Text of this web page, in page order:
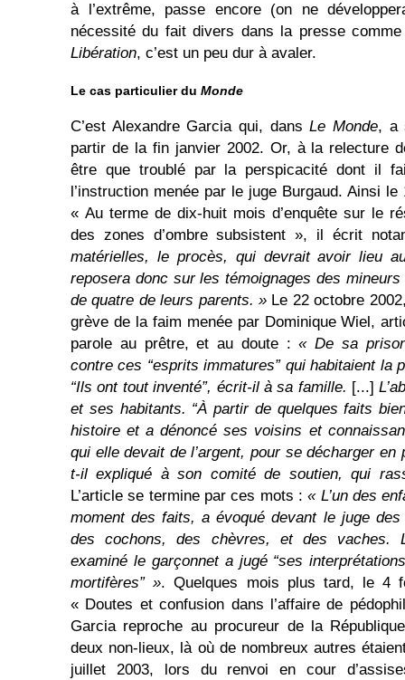
à l’extrême, passe encore (on ne
nécessité du fait divers dans la presse
Libération, c’est un peu dur à avaler.
Le cas particulier du Monde
C’est Alexandre Garcia qui, dansLe Monde, a
partir de la fin janvier 2002. Or, à la relecture
être que troublé par la perspicacité dont il
l’instruction menée par le juge Burgaud. Ainsi
« Au terme de dix-huit mois d’enquête sur le
des zones d’ombre subsistent », il écrit
matérielles, le procès, qui devrait avoir lieu
reposera donc sur les témoignages des
de quatre de leurs parents. » Le 22 octobre
grève de la faim menée par Dominique Wiel,
parole au prêtre, et au doute :« De sa
contre ces “esprits immatures” qui habitaient la
“Ils ont tout inventé”, écrit-il à sa famille. [...]
et ses habitants. “À partir de quelques faits
histoire et a dénoncé ses voisins et
qui elle devait de l’argent, pour se décharger en
t-il expliqué à son comité de soutien, qui
L’article se termine par ces mots :« L’un des
moment des faits, a évoqué devant le juge
des cochons, des chèvres, et des vaches.
examiné le garçonnet a jugé “ses
mortifères” ». Quelques mois plus tard, le 4
« Doutes et confusion dans l’affaire de
Garcia reproche au procureur de la
deux non-lieux, là où de nombreux autres
juillet 2003, lors du renvoi en cour